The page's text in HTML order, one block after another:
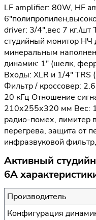
LF amplifier: 80W, HF
driver: 3/4",вес 7 кг./шт
студийный монитор НЧ
минеральным
динамик: 1" (шелк,
Входы: XLR и 1/4" TRS
Фильтр / кроссовер:
20 кГц Отношение
210х255х320 мм Вес:
радио-помех, лимитер
перегрева, защита от
инфразвуковой
Активный
6A
Производитель
Конфигурация